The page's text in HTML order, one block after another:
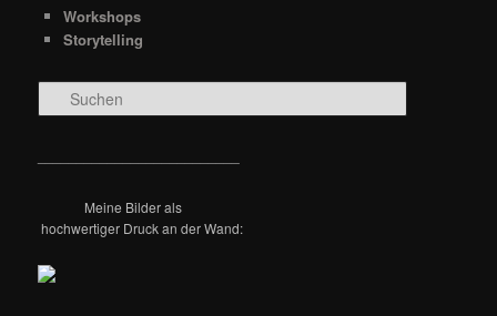
Workshops
Storytelling
u
Meine Bilder als
hochwertiger Druck an der Wand: